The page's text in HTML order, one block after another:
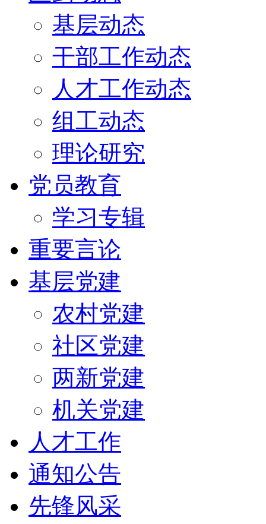
基层动态
干部工作动态
人才工作动态
组工动态
理论研究
党员教育
学习专辑
重要言论
基层党建
农村党建
社区党建
两新党建
机关党建
人才工作
通知公告
先锋风采